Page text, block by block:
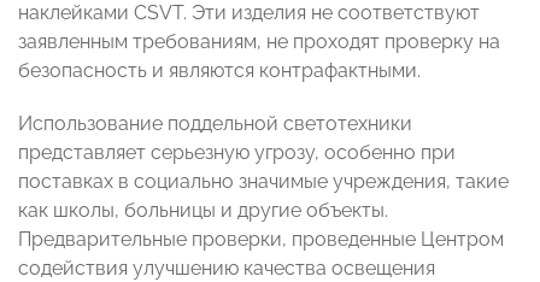
наклейками CSVT. Эти изделия не соответствуют
заявленным требованиям, не проходят проверку на
безопасность и являются контрафактными.
Использование поддельной светотехники
представляет серьезную угрозу, особенно при
поставках в социально значимые учреждения, такие
как школы, больницы и другие объекты.
Предварительные проверки, проведенные Центром
содействия улучшению качества освещения